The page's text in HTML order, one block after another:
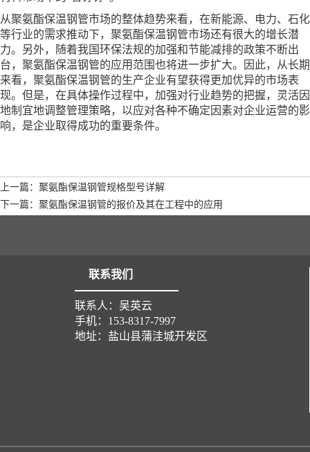
从聚氨酯保温钢管市场的整体趋势来看，在新能源、电力、石化
等行业的需求推动下，聚氨酯保温钢管市场还有很大的增长潜
力。另外，随着我国环保法规的加强和节能减排的政策不断出
台，聚氨酯保温钢管的应用范围也将进一步扩大。因此，从长期
来看，聚氨酯保温钢管的生产企业有望获得更加优异的市场表
现。但是，在具体操作过程中，加强对行业趋势的把握，灵活因
地制宜地调整管理策略，以应对各种不确定因素对企业运营的影
响，是企业取得成功的重要条件。
上一篇：聚氨酯保温钢管规格型号详解
下一篇：聚氨酯保温钢管的报价及其在工程中的应用
联系我们
联系人：吴英云
手机：153-8317-7997
地址：盐山县蒲洼城开发区